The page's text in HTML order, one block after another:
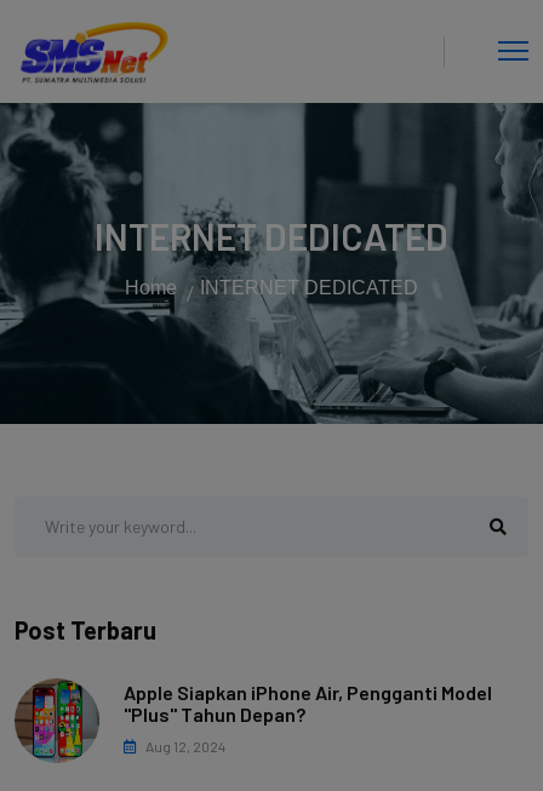
INTERNET DEDICATED
Home INTERNET DEDICATED
Post Terbaru
Apple Siapkan iPhone Air, Pengganti Model
"Plus" Tahun Depan?
Aug 12, 2024